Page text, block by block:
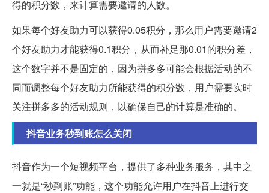
得的积分数，来计算需要邀请的人数。
如果每个好友助力可以获得0.05积分，那么用户需要邀请2
个好友助力才能获得0.1积分，从而补足那0.01的积分差，
这个数字并不是固定的，因为拼多多可能会根据活动的不
同而调整每个好友助力所能获得的积分数，用户需要实时
关注拼多多的活动规则，以确保自己的计算是准确的。
抖音业务秒到账怎么关闭
抖音作为一个短视频平台，提供了多种业务服务，其中之
一就是“秒到账”功能，这个功能允许用户在抖音上进行交